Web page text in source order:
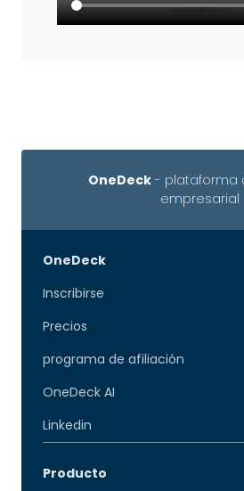
OneDeck- plataforma
empresarial
OneDeck
Inscribirse
Precios
programa de afiliación
OneDeck AI
Linkedin
Producto